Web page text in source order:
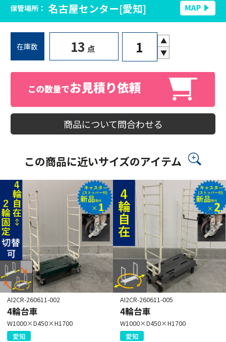
保管場所： 名古屋センター[愛知]
在庫数 13 点
▲
▼
商品について問合わせる
この商品に近いサイズのアイテム
AI2CR-260611-002
4輪台車
W1000×D450×H1700
愛知
AI2CR-260611-005
4輪台車
W1000×D450×H1700
愛知